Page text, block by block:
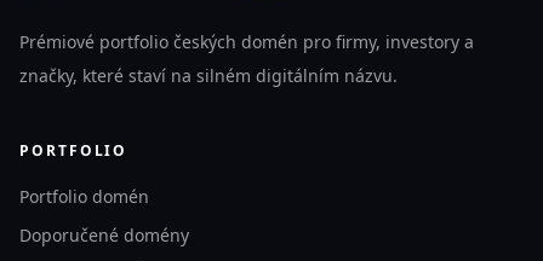
Prémiové portfolio českých domén pro firmy, investory a
značky, které staví na silném digitálním názvu.
PORTFOLIO
Portfolio domén
Doporučené domény